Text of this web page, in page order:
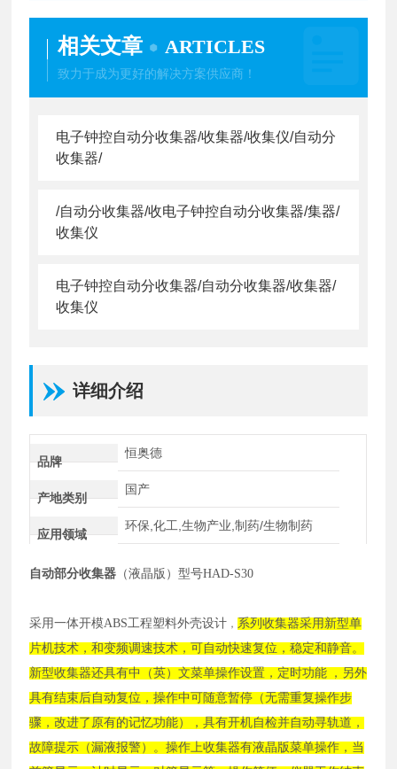
相关文章 ARTICLES
致力于成为更好的解决方案供应商！
电子钟控自动分收集器/收集器/收集仪/自动分
收集器/
/自动分收集器/收电子钟控自动分收集器/集器/
收集仪
电子钟控自动分收集器/自动分收集器/收集器/
收集仪
详细介绍
品牌
恒奥德
产地类别
国产
应用领域
环保,化工,生物产业,制药/生物制药
自动部分收集器 （液晶版）型号HAD-S30
采用一体开模ABS工程塑料外壳设计 ， 系列收集器采用新型单
片机技术，和变频调速技术，可自动快速复位，稳定和静音。
新型收集器还具有中（英）文菜单操作设置，定时功能 ，另外
具有结束后自动复位，操作中可随意暂停（无需重复操作步
骤，改进了原有的记忆功能），具有开机自检并自动寻轨道，
故障提示（漏液报警）。操作上收集器有液晶版菜单操作，当